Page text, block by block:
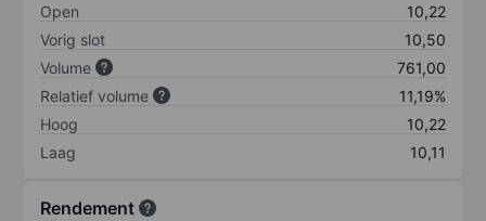
Open
10,22
Vorig slot
10,50
Volume
761,00
Relatief volume
11,19%
Hoog
10,22
Laag
10,11
Rendement